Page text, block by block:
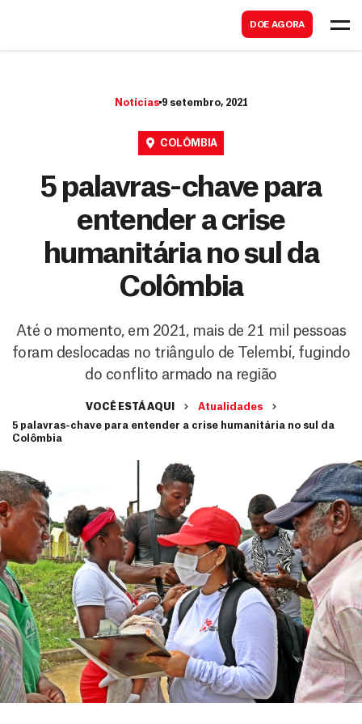
DOE AGORA
Notícias 9 setembro, 2021
COLÔMBIA
5 palavras-chave para
entender a crise
humanitária no sul da
Colômbia
Até o momento, em 2021, mais de 21 mil pessoas
foram deslocadas no triângulo de Telembí, fugindo
do conflito armado na região
VOCÊ ESTÁ AQUI
Atualidades
5 palavras-chave para entender a crise humanitária no sul da
Colômbia
a
r